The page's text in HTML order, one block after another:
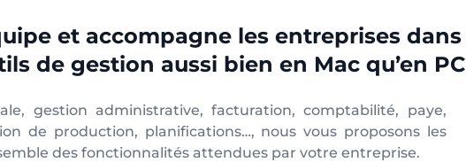
et accompagne les entreprises dans
de gestion aussi bien en Mac qu’en PC
gestion administrative, facturation, comptabilité, paye,
de production, planifications…, nous vous proposons les
des fonctionnalités attendues par votre entreprise.